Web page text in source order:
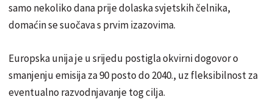
samo nekoliko dana prije dolaska svjetskih čelnika,
domaćin se suočava s prvim izazovima.
Europska unija je u srijedu postigla okvirni dogovor o
smanjenju emisija za 90 posto do 2040., uz fleksibilnost za
eventualno razvodnjavanje tog cilja.